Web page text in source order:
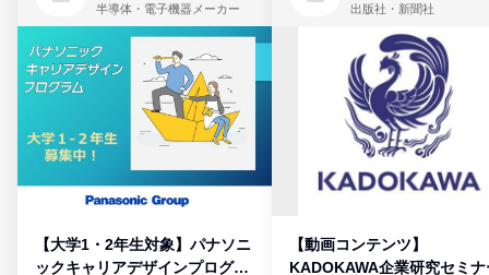
半導体・電子機器メーカー
【大学1・2年生対象】パナソニ
ックキャリアデザインプログラ
出版社・新聞社
【動画コンテンツ】
KADOKAWA企業研究セミナ